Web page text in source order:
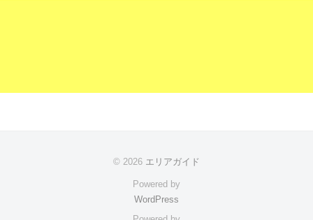
© 2026 エリアガイド
Powered by
WordPress